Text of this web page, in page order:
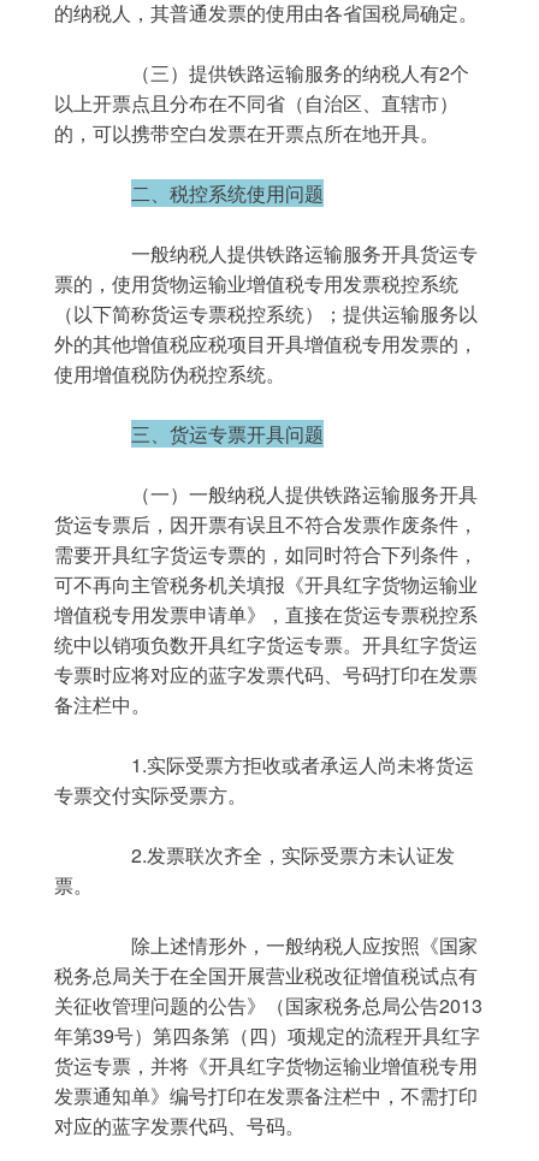
的纳税人，其普通发票的使用由各省国税局确定。
以上开票点且分布在不同省（自治区、直辖市）
的，可以携带空白发票在开票点所在地开具。
二、税控系统使用问题
票的，使用货物运输业增值税专用发票税控系统
（以下简称货运专票税控系统）；提供运输服务以
外的其他增值税应税项目开具增值税专用发票的，
使用增值税防伪税控系统。
三、货运专票开具问题
货运专票后，因开票有误且不符合发票作废条件，
需要开具红字货运专票的，如同时符合下列条件，
可不再向主管税务机关填报《开具红字货物运输业
增值税专用发票申请单》，直接在货运专票税控系
统中以销项负数开具红字货运专票。开具红字货运
专票时应将对应的蓝字发票代码、号码打印在发票
备注栏中。
专票交付实际受票方。
票。
税务总局关于在全国开展营业税改征增值税试点有
关征收管理问题的公告》（国家税务总局公告2013
年第39号）第四条第（四）项规定的流程开具红字
货运专票，并将《开具红字货物运输业增值税专用
发票通知单》编号打印在发票备注栏中，不需打印
对应的蓝字发票代码、号码。